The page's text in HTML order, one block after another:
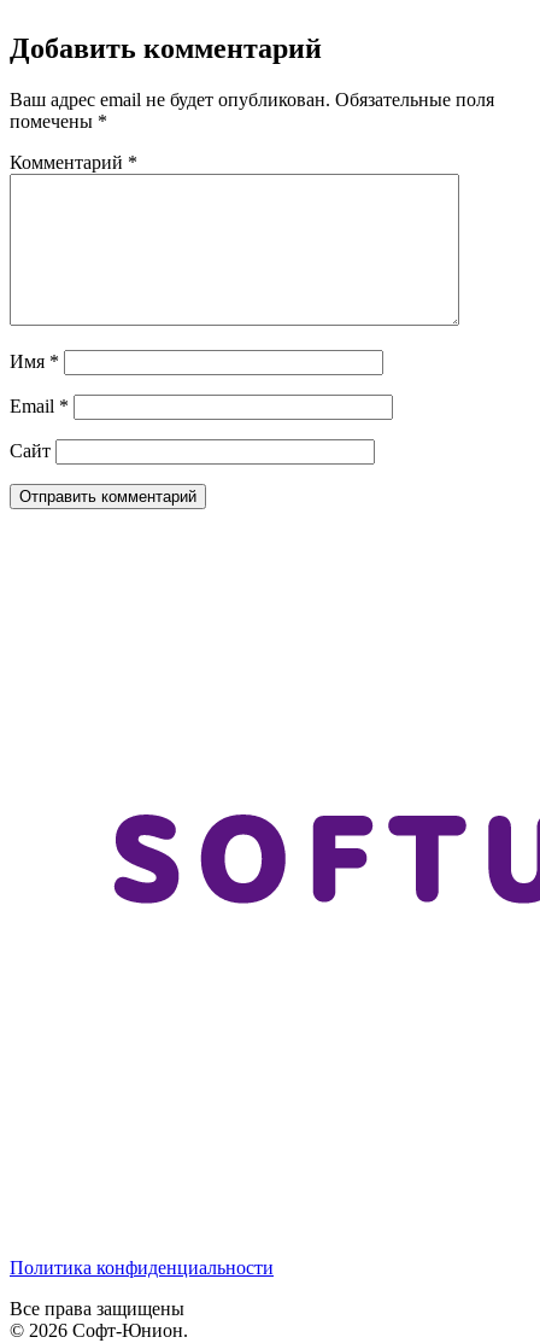
Добавить комментарий
Ваш адрес email не будет опубликован. Обязательные поля
помечены *
Комментарий *
Имя *
Email *
Сайт
Политика конфиденциальности
Все права защищены
© 2026 Софт-Юнион.